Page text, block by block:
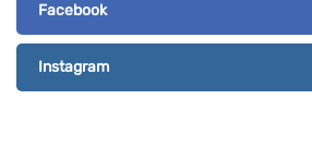
Facebook
Instagram